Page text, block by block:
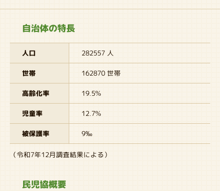
自治体の特長
人口 282557 人
世帯 162870 世帯
高齢化率 19.5%
児童率 12.7%
被保護率 9‰
（令和7年12月調査結果による）
民児協概要